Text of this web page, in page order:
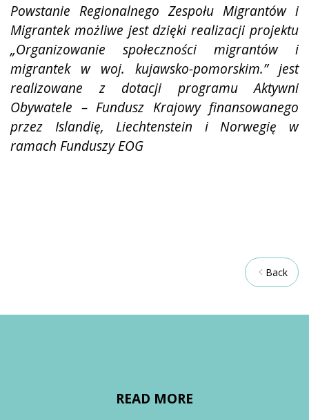
Powstanie Regionalnego Zespołu Migrantów i
Migrantek możliwe jest dzięki realizacji projektu
„Organizowanie społeczności migrantów i
migrantek w woj. kujawsko-pomorskim.” jest
realizowane z dotacji programu Aktywni
Obywatele – Fundusz Krajowy finansowanego
przez Islandię, Liechtenstein i Norwegię w
ramach Funduszy EOG
Back
READ MORE